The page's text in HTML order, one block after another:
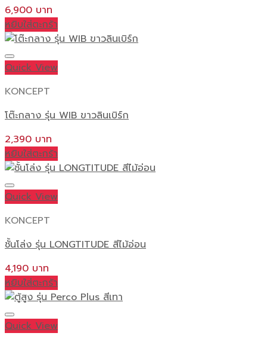
6,900
หยิบใส่ตะกร้า
Quick View
KONCEPT
โต๊ะกลาง รุ่น WIB ขาวลินเบิร์ก
2,390
หยิบใส่ตะกร้า
Quick View
KONCEPT
ชั้นโล่ง รุ่น LONGTITUDE สีไม้อ่อน
4,190
หยิบใส่ตะกร้า
Quick View